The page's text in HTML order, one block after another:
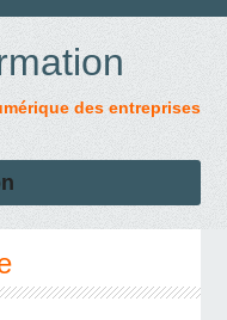
des entreprises